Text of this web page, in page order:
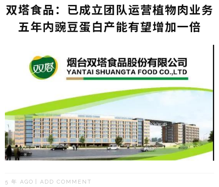
双塔食品：已成立团队运营植物肉业务
五年内豌豆蛋白产能有望增加一倍
5 年 AGO ADD COMMENT